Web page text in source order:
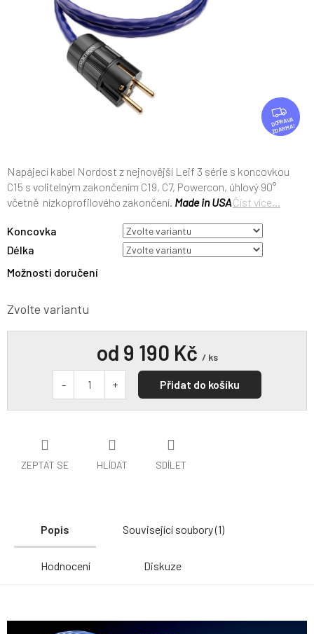
Z
D
A
ZDARMA
Zvolte variantu
Koncovka
Délka
Možnosti doručení
Napájecí kabel Nordost z nejnovější Leif 3 série s koncovkou
C15 s volitelným zakončením C19, C7, Powercon, úhlový 90°
včetně nízkoprofilového zakončení. Made in USAČíst více...
ZEPTAT SE HLÍDAT SDÍLET
od 9 190 Kč / ks
Přidat do košíku
Popis Související soubory (1)
Hodnocení Diskuze